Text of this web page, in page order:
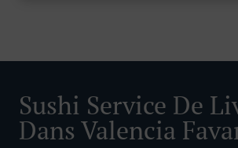
Sushi Service De
Dans Valencia